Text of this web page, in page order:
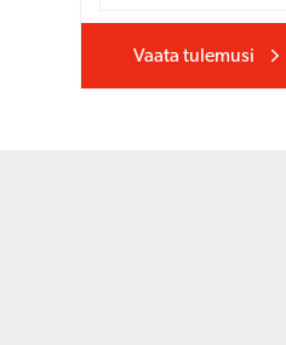
Vaata tulemusi